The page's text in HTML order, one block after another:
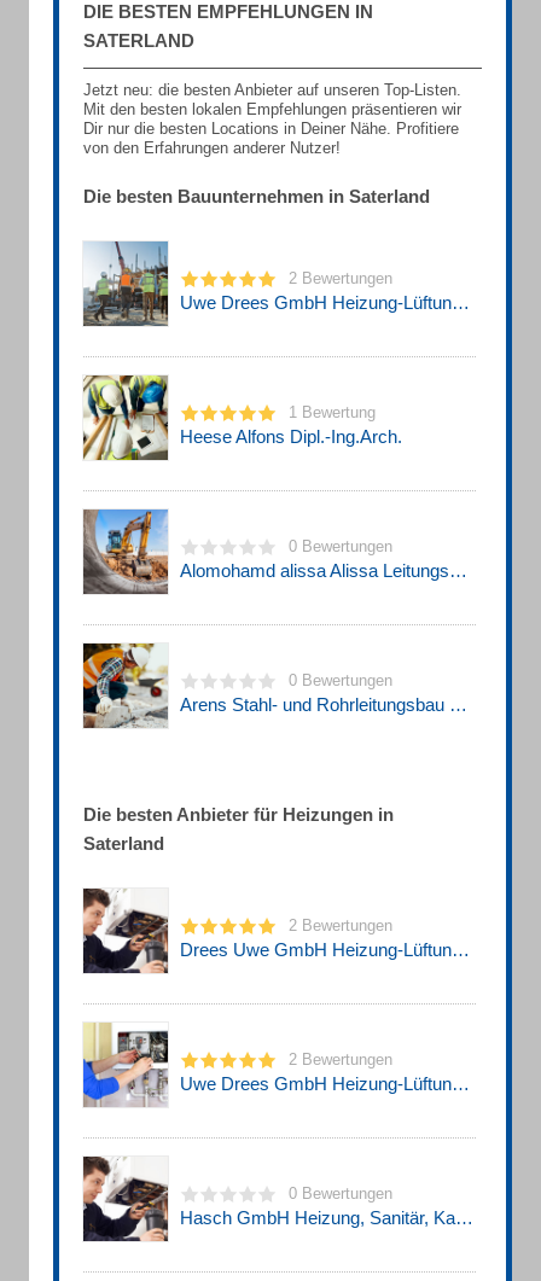
DIE BESTEN EMPFEHLUNGEN IN
SATERLAND
Jetzt neu: die besten Anbieter auf unseren Top-Listen.
Mit den besten lokalen Empfehlungen präsentieren wir
Dir nur die besten Locations in Deiner Nähe. Profitiere
von den Erfahrungen anderer Nutzer!
Die besten Bauunternehmen in Saterland
2 Bewertungen
Uwe Drees GmbH Heizung-Lüftung-Sanitär
1 Bewertung
Heese Alfons Dipl.-Ing.Arch.
0 Bewertungen
Alomohamd alissa Alissa Leitungsbau
0 Bewertungen
Arens Stahl- und Rohrleitungsbau GmbH u. Vermietung Arens Adele
Die besten Anbieter für Heizungen in
Saterland
2 Bewertungen
Drees Uwe GmbH Heizung-Lüftung-Sanitär-Photovoltaik
2 Bewertungen
Uwe Drees GmbH Heizung-Lüftung-Sanitär
0 Bewertungen
Hasch GmbH Heizung, Sanitär, Kamine